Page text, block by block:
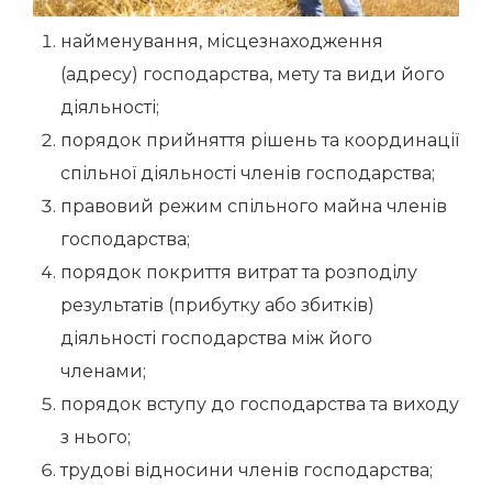
найменування, місцезнаходження
(адресу) господарства, мету та види його
діяльності;
порядок прийняття рішень та координації
спільної діяльності членів господарства;
правовий режим спільного майна членів
господарства;
порядок покриття витрат та розподілу
результатів (прибутку або збитків)
діяльності господарства між його
членами;
порядок вступу до господарства та виходу
з нього;
трудові відносини членів господарства;